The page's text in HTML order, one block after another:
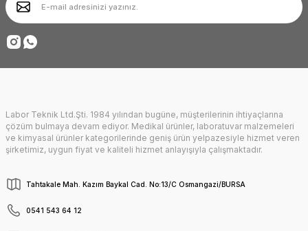
Ürün fiyatı diğer sitelerden daha pahalı.
Bu ürüne benzer farklı alternatifler olmalı.
Gönder
Deneyimini Paylaş
Labor Teknik Ltd.Şti. 1984 yılından bugüne, müşterilerinin ihtiyaçlarına
çözüm bulmaya devam ediyor. Medikal ürünler, laboratuvar malzemeleri
ve kimyasal ürünler kategorilerinde geniş ürün yelpazesiyle hizmet veren
şirketimiz, uygun fiyat ve kaliteli hizmet anlayışıyla çalışmaktadır.
Tahtakale Mah. Kazım Baykal Cad. No:13/C Osmangazi/BURSA
0541 543 64 12